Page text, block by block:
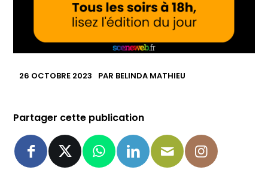
26 OCTOBRE 2023 PAR BELINDA MATHIEU
Partager cette publication